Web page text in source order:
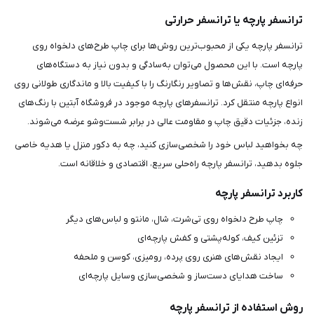
ترانسفر پارچه یا ترانسفر حرارتی
ترانسفر پارچه یکی از محبوب‌ترین روش‌ها برای چاپ طرح‌های دلخواه روی
پارچه است. با این محصول می‌توان به‌سادگی و بدون نیاز به دستگاه‌های
حرفه‌ای چاپ، نقش‌ها و تصاویر رنگارنگ را با کیفیت بالا و ماندگاری طولانی روی
انواع پارچه منتقل کرد. ترانسفرهای پارچه موجود در فروشگاه آبتین با رنگ‌های
زنده، جزئیات دقیق چاپ و مقاومت عالی در برابر شست‌وشو عرضه می‌شوند.
چه بخواهید لباس خود را شخصی‌سازی کنید، چه به دکور منزل یا هدیه خاصی
جلوه بدهید، ترانسفر پارچه راه‌حلی سریع، اقتصادی و خلاقانه است.
کاربرد ترانسفر پارچه
چاپ طرح دلخواه روی تی‌شرت، شال، مانتو و لباس‌های دیگر
تزئین کیف، کوله‌پشتی و کفش پارچه‌ای
ایجاد نقش‌های هنری روی پرده، رومیزی، کوسن و ملحفه
ساخت هدایای دست‌ساز و شخصی‌سازی وسایل پارچه‌ای
روش استفاده از ترانسفر پارچه